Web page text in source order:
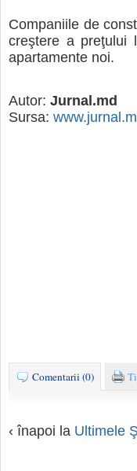
Companiile de
creştere a preţului
apartamente noi.
Autor: Jurnal.md
Sursa:
Comentarii (0)
‹ înapoi la Ultimele